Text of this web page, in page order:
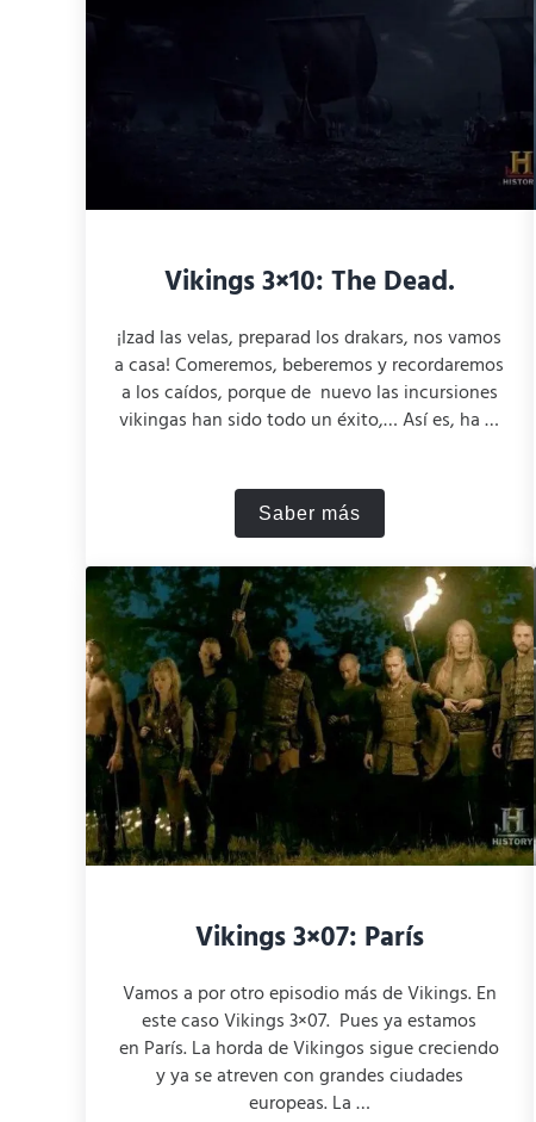
Vikings 3×10: The Dead.
¡Izad las velas, preparad los drakars, nos vamos
a casa! Comeremos, beberemos y recordaremos
a los caídos, porque de nuevo las incursiones
vikingas han sido todo un éxito,… Así es, ha …
Saber másVikings 3×10: The Dead.
Vikings 3×07: París
Vamos a por otro episodio más de Vikings. En
este caso Vikings 3×07. Pues ya estamos
en París. La horda de Vikingos sigue creciendo
y ya se atreven con grandes ciudades
europeas. La …